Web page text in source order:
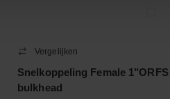
Vergelijken
Snelkoppeling Female 1"ORFS
bulkhead